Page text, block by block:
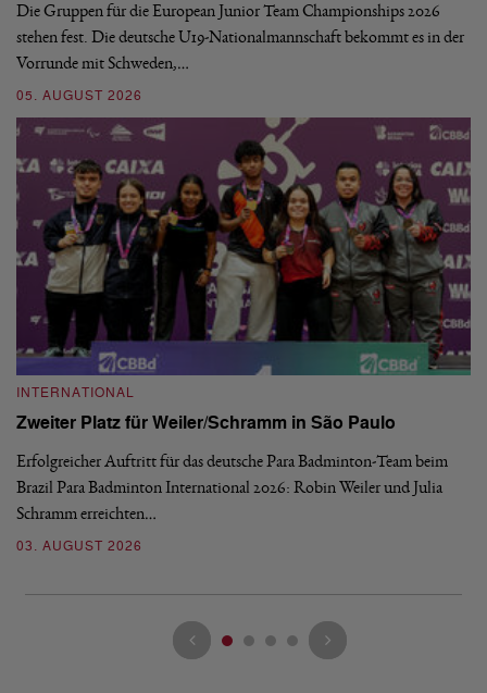
Die Gruppen für die European Junior Team Championships 2026
stehen fest. Die deutsche U19-Nationalmannschaft bekommt es in der
Vorrunde mit Schweden,…
05. AUGUST 2026
INTERNATIONAL
Zweiter Platz für Weiler/Schramm in São Paulo
Erfolgreicher Auftritt für das deutsche Para Badminton-Team beim
Brazil Para Badminton International 2026: Robin Weiler und Julia
Schramm erreichten…
03. AUGUST 2026